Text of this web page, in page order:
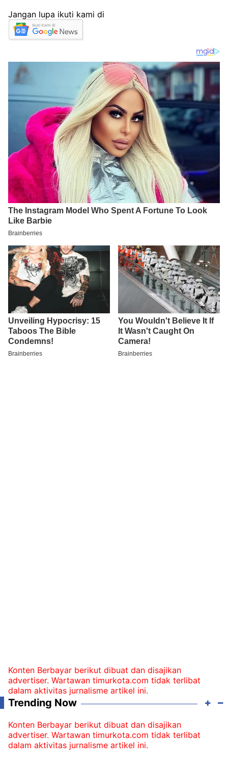
Jangan lupa ikuti kami di
Konten Berbayar berikut dibuat dan disajikan
advertiser. Wartawan timurkota.com tidak terlibat
dalam aktivitas jurnalisme artikel ini.
Trending Now
Konten Berbayar berikut dibuat dan disajikan
advertiser. Wartawan timurkota.com tidak terlibat
dalam aktivitas jurnalisme artikel ini.